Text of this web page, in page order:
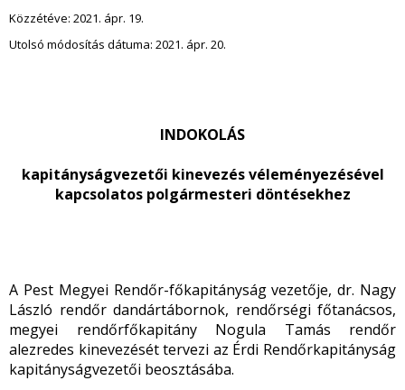
Közzétéve: 2021. ápr. 19.
Utolsó módosítás dátuma: 2021. ápr. 20.
INDOKOLÁS
kapitányságvezetői kinevezés véleményezésével
kapcsolatos polgármesteri döntésekhez
A Pest Megyei Rendőr-főkapitányság vezetője, dr. Nagy
László rendőr dandártábornok, rendőrségi főtanácsos,
megyei rendőrfőkapitány Nogula Tamás rendőr
alezredes kinevezését tervezi az Érdi Rendőrkapitányság
kapitányságvezetői beosztásába.